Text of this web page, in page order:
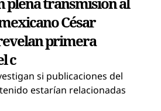
César
primera
c
si publicaciones del
estarían relacionadas